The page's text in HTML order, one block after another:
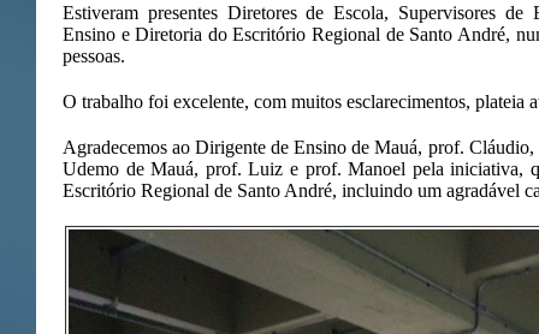
Estiveram presentes Diretores de Escola, Supervisores
Ensino e Diretoria do Escritório Regional de Santo André,
pessoas.
O trabalho foi excelente, com muitos esclarecimentos, plateia
Agradecemos ao Dirigente de Ensino de Mauá, prof. Cláudio,
Udemo de Mauá, prof. Luiz e prof. Manoel pela iniciativa,
Escritório Regional de Santo André, incluindo um agradável